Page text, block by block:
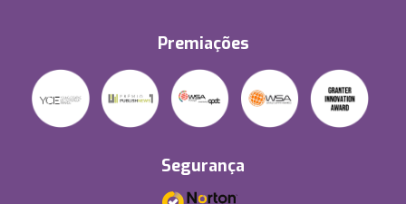
Premiações
Segurança